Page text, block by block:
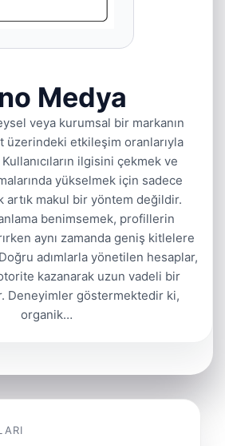
Medya
veya kurumsal bir markanın
üzerindeki etkileşim oranlarıyla
ilgisini çekmek ve
yükselmek için sadece
artık makul bir yöntem değildir.
benimsemek, profillerin
aynı zamanda geniş kitlelere
adımlarla yönetilen hesaplar,
kazanarak uzun vadeli bir
Deneyimler göstermektedir ki,
organik…